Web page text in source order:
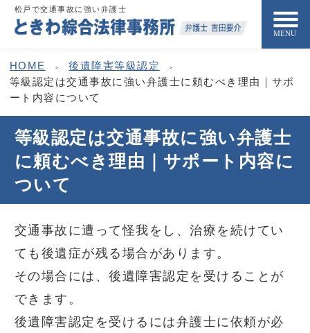
松戸で交通事故に強い弁護士
HOME
後遺障害等級認定
等級認定は交通事故に強い弁護士に頼むべき理由｜サポ
ート内容について
等級認定は交通事故に強い弁護士
に頼むべき理由｜サポート内容に
ついて
交通事故に遭って怪我をし、治療を続けてい
ても後遺症が残る場合があります。
その場合には、後遺障害認定を受けることが
できます。
後遺障害認定を受けるには弁護士に依頼が必